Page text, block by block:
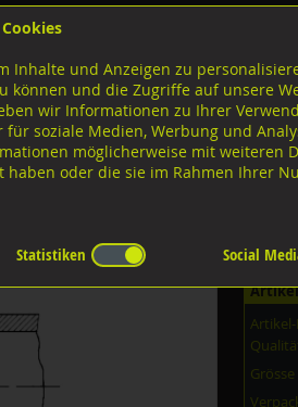
Ausführungen Sicherungsringe für Bohrung
Inhalte und Anzeigen zu
können und die Zugriffe auf unsere
wir Informationen zu Ihrer
soziale Medien, Werbung und
möglicherweise mit weiteren
oder die sie im Rahmen Ihrer
Statistiken Social